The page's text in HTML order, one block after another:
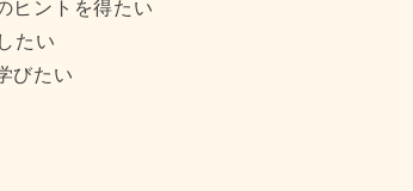
ヒントを得たい
たい
びたい